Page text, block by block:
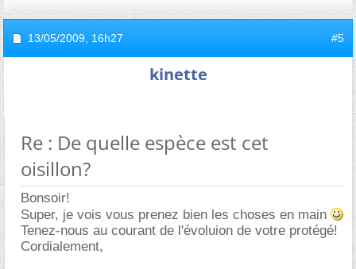
13/05/2009, 16h27 #5
kinette
Re : De quelle espèce est cet
oisillon?
Bonsoir!
Super, je vois vous prenez bien les choses en main
Tenez-nous au courant de l'évoluion de votre protégé!
Cordialement,